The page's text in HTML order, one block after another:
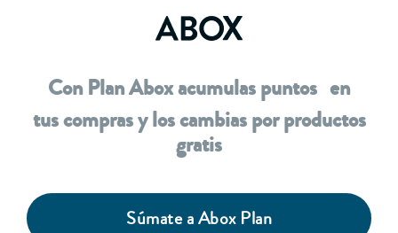
Con Plan Abox acumulas puntos en
tus compras y los cambias por productos
gratis
Súmate a Abox Plan